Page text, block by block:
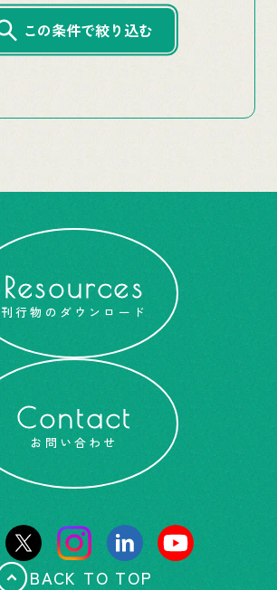
この条件で絞り込む
Resources
刊行物のダウンロード
Contact
お問い合わせ
BACK TO TOP